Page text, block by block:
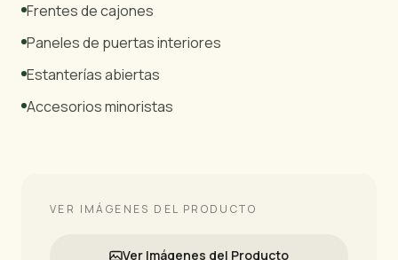
Frentes de cajones
Paneles de puertas interiores
Estanterías abiertas
Accesorios minoristas
VER IMÁGENES DEL PRODUCTO
Ver Imágenes del Producto